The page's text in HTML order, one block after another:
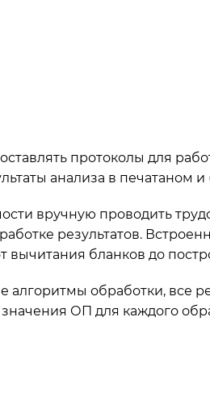
протоколы для
анализа в печатаном
вручную проводить
результатов.
вычитания бланков до
обработки, все
ОП для каждого